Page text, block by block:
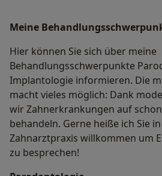
Meine
Hier können Sie sich über meine
Behandlungsschwerpunkte
Implantologie informieren. Die
macht vieles möglich: Dank
wir Zahnerkrankungen auf
behandeln. Gerne heiße ich Sie
Zahnarztpraxis willkommen um
zu besprechen!